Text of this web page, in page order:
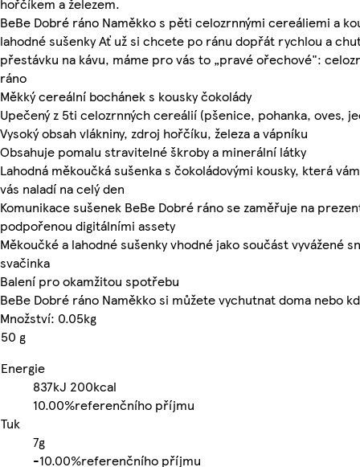
BeBe Dobré ráno Naměkko s pěti celozrnnými cereáliemi a
lahodné sušenky Ať už si chcete po ránu dopřát rychlou a
přestávku na kávu, máme pro vás to „pravé ořechové":
ráno
Měkký cereální bochánek s kousky čokolády
Upečený z 5ti celozrnných cereálií (pšenice, pohanka, oves,
Vysoký obsah vlákniny, zdroj hořčíku, železa a vápníku
Obsahuje pomalu stravitelné škroby a minerální látky
Lahodná měkoučká sušenka s čokoládovými kousky, která
vás naladí na celý den
Komunikace sušenek BeBe Dobré ráno se zaměřuje na
podpořenou digitálními assety
Měkoučké a lahodné sušenky vhodné jako součást vyvážené
svačinka
Balení pro okamžitou spotřebu
BeBe Dobré ráno Naměkko si můžete vychutnat doma nebo
Množství: 0.05kg
50 g
Energie
837kJ 200kcal
10.00%referenčního příjmu
Tuk
7g
-10.00%referenčního příjmu